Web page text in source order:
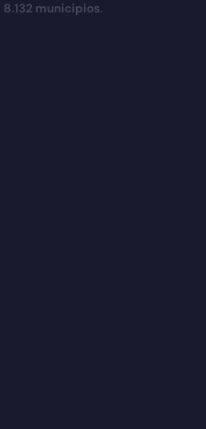
8.132 municipios.